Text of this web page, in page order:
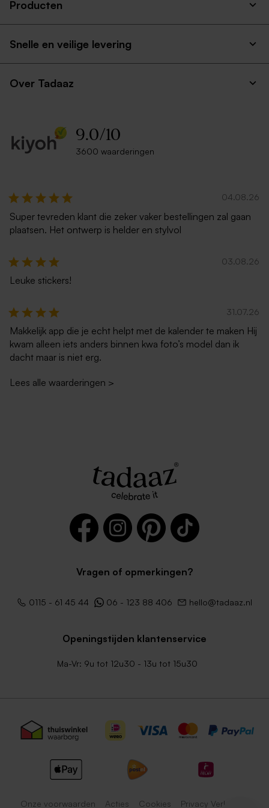
met puntklep
Witte zelfklevende
enveloppe met rechte klep
Ecru zelfklevende envelop
puntklep
Zachtroze envelop met
Zwarte envelop
Producten
Snelle en veilige levering
Over Tadaaz
9.0/10
3600 waarderingen
04.08.26
Super tevreden klant die zeker vaker bestellingen zal gaan
plaatsen. Het ontwerp is helder en stylvol
03.08.26
Leuke stickers!
31.07.26
Makkelijk app die je echt helpt met de kalender te maken Hij
kwam alleen iets anders binnen kwa foto’s model dan ik
dacht maar is niet erg.
Lees alle waarderingen >
Vragen of opmerkingen?
0115 - 61 45 44 06 - 123 88 406 hello@tadaaz.nl
Openingstijden klantenservice
Ma-Vr: 9u tot 12u30 - 13u tot 15u30
Onze voorwaarden Acties Cookies Privacy Verklaring